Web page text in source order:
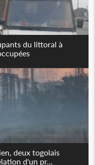
du littoral à
deux togolais
d'un pr...